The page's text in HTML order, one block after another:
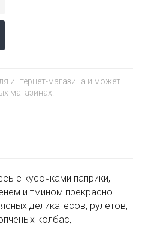
интернет-магазина и может
магазинах.
с кусочками паприки,
и тмином прекрасно
деликатесов, рулетов,
колбас,